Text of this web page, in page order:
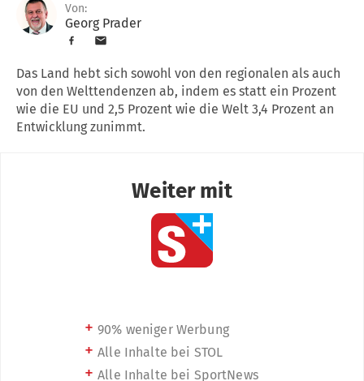
Von:
Georg Prader
Das Land hebt sich sowohl von den regionalen als auch
von den Welttendenzen ab, indem es statt ein Prozent
wie die EU und 2,5 Prozent wie die Welt 3,4 Prozent an
Entwicklung zunimmt.